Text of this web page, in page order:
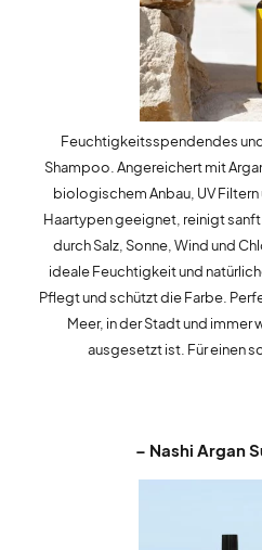
Feuchtigkeitsspendendes
Shampoo. Angereichert mit
biologischem Anbau, UV Filtern
Haartypen geeignet, reinigt
durch Salz, Sonne, Wind und
ideale Feuchtigkeit und
Pflegt und schützt die Farbe.
Meer, in der Stadt und immer
ausgesetzt ist. Für einen
– Nashi Argan